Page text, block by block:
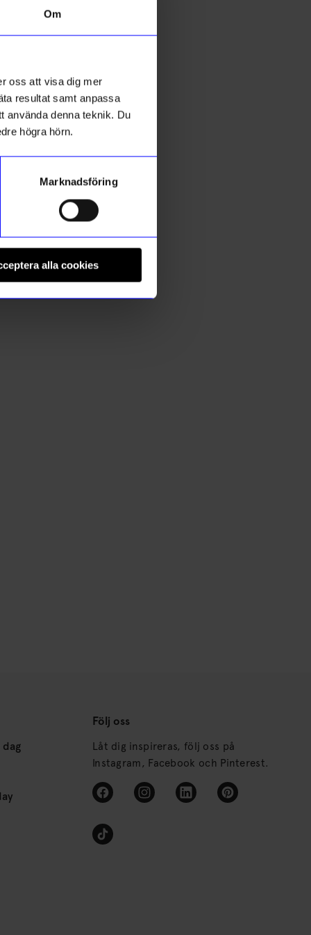
Om
oss att visa dig mer
resultat samt anpassa
använda denna teknik. Du
högra hörn.
Marknadsföring
alla cookiesServett Unikko 33 cm Mörkgrön
Följ oss
Låt dig inspireras, följ oss på
Instagram, Facebook och Pinterest.